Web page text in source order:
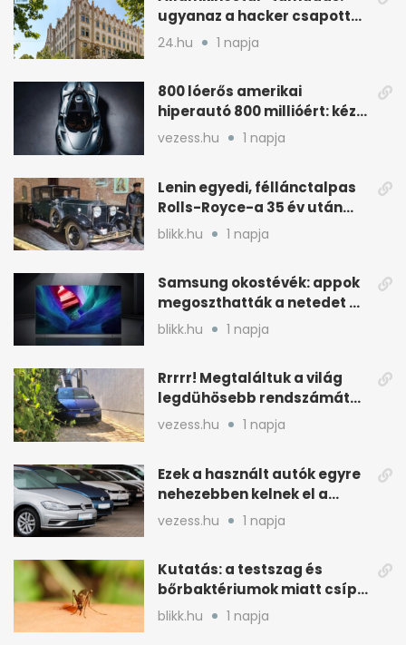
ugyanaz a hacker csapott
le, mint Romániában
24.hu 1 napja
800 lóerős amerikai
hiperautó 800 millióért: kézi
váltóval jön
vezess.hu 1 napja
Lenin egyedi, féllánctalpas
Rolls-Royce-a 35 év után
kijött a garázsból
blikk.hu 1 napja
Samsung okostévék: appok
megoszthatták a netedet a
tudtod nélkül
blikk.hu 1 napja
Rrrrr! Megtaláltuk a világ
legdühösebb rendszámát
és az árát is
vezess.hu 1 napja
Ezek a használt autók egyre
nehezebben kelnek el a
magyar piacon
vezess.hu 1 napja
Kutatás: a testszag és
bőrbaktériumok miatt csípik
inkább a szúnyogok
blikk.hu 1 napja